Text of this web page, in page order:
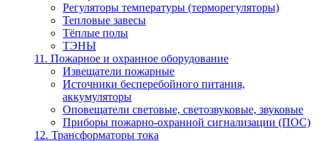
Регуляторы температуры (терморегуляторы)
Тепловые завесы
Тёплые полы
ТЭНЫ
11. Пожарное и охранное оборудование
Извещатели пожарные
Источники бесперебойного питания,
аккумуляторы
Оповещатели световые, светозвуковые, звуковые
Приборы пожарно-охранной сигнализации (ПОС)
12. Трансформаторы тока